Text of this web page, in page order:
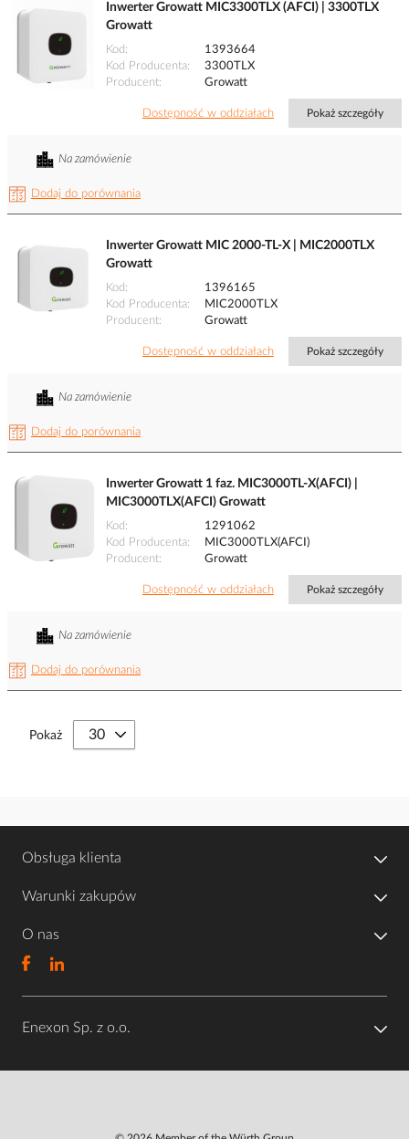
Inwerter Growatt MIC3300TLX (AFCI) | 3300TLX
Growatt
Kod
1393664
Kod Producenta
3300TLX
Producent
Growatt
Dostępność w oddziałach Pokaż szczegóły
Dodaj do porównania
Na zamówienie
Inwerter Growatt MIC 2000-TL-X | MIC2000TLX
Growatt
Kod
1396165
Kod Producenta
MIC2000TLX
Producent
Growatt
Dostępność w oddziałach Pokaż szczegóły
Dodaj do porównania
Na zamówienie
Inwerter Growatt 1 faz. MIC3000TL-X(AFCI) |
MIC3000TLX(AFCI) Growatt
Kod
1291062
Kod Producenta
MIC3000TLX(AFCI)
Producent
Growatt
Dostępność w oddziałach Pokaż szczegóły
Dodaj do porównania
Na zamówienie
Pokaż
Obsługa klienta
Warunki zakupów
O nas
Enexon Sp. z o.o.